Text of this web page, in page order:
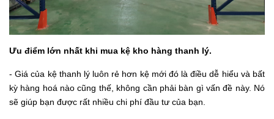
Ưu điểm lớn nhất khi mua kệ kho hàng thanh lý.
- Giá của kệ thanh lý luôn rẻ hơn kệ mới đó là điều dễ hiểu và bất
kỳ hàng hoá nào cũng thế, không cần phải bàn gì vấn đề này. Nó
sẽ giúp bạn được rất nhiều chi phí đầu tư của bạn.